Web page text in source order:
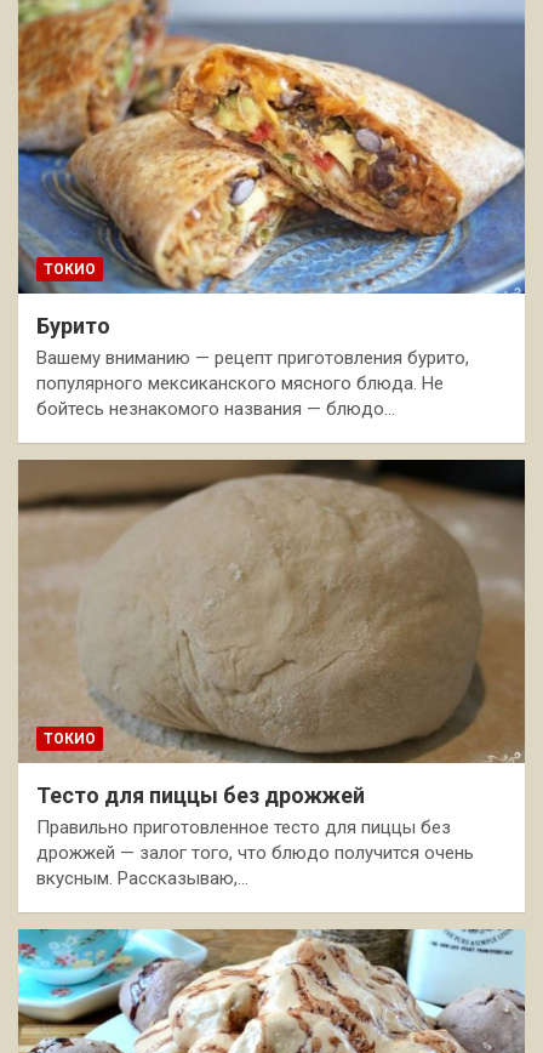
ТОКИО
Бурито
Вашему вниманию — рецепт приготовления бурито,
популярного мексиканского мясного блюда. Не
бойтесь незнакомого названия — блюдо…
ТОКИО
Тесто для пиццы без дрожжей
Правильно приготовленное тесто для пиццы без
дрожжей — залог того, что блюдо получится очень
вкусным. Рассказываю,…